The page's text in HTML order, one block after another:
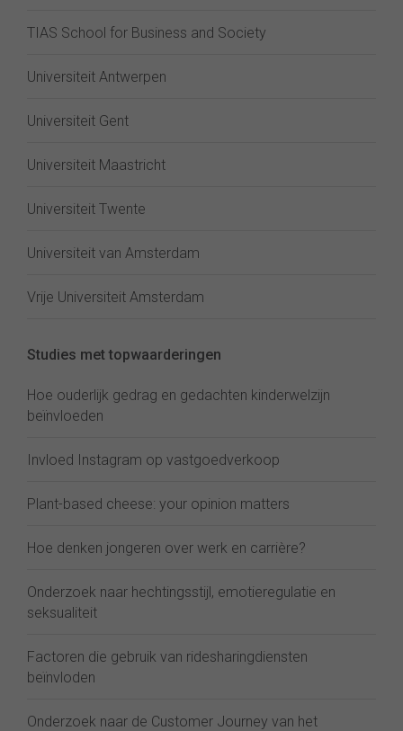
TIAS School for Business and Society
Universiteit Antwerpen
Universiteit Gent
Universiteit Maastricht
Universiteit Twente
Universiteit van Amsterdam
Vrije Universiteit Amsterdam
Studies met topwaarderingen
Hoe ouderlijk gedrag en gedachten kinderwelzijn
beïnvloeden
Invloed Instagram op vastgoedverkoop
Plant-based cheese: your opinion matters
Hoe denken jongeren over werk en carrière?
Onderzoek naar hechtingsstijl, emotieregulatie en
seksualiteit
Factoren die gebruik van ridesharingdiensten
beïnvloden
Onderzoek naar de Customer Journey van het